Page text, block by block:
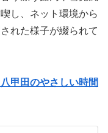
し、ネット環境から
れた様子が綴られて
甲田のやさしい時間